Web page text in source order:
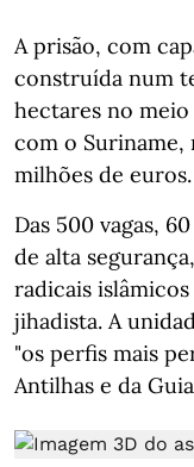
A prisão, com
construída num
hectares no
com o
milhões de euros.
Das 500 vagas,
de alta
radicais
jihadista. A
"os perfis mais
Antilhas e da